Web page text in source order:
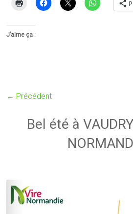
J’aime ça :
← Précédent
Bel été à